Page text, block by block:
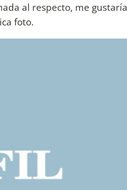
al respecto, me gustaría
foto.